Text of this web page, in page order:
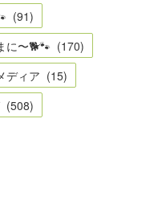
(91)
に〜🐕🐾 (170)
ディア (15)
(508)